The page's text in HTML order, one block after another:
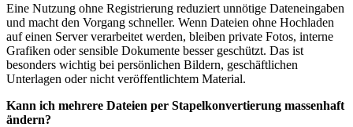
Eine Nutzung ohne Registrierung reduziert unnötige Dateneingaben
und macht den Vorgang schneller. Wenn Dateien ohne Hochladen
auf einen Server verarbeitet werden, bleiben private Fotos, interne
Grafiken oder sensible Dokumente besser geschützt. Das ist
besonders wichtig bei persönlichen Bildern, geschäftlichen
Unterlagen oder nicht veröffentlichtem Material.
Kann ich mehrere Dateien per Stapelkonvertierung massenhaft
ändern?